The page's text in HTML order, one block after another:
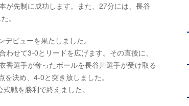
が先制に成功します。また、27分には、長谷
。
ビューを果たしました。
せて3-0とリードを広げます。その直後に、
香選手が奪ったボールを長谷川選手が受け取る
決め、4-0と突き放しました。
戦を勝利で終えました。